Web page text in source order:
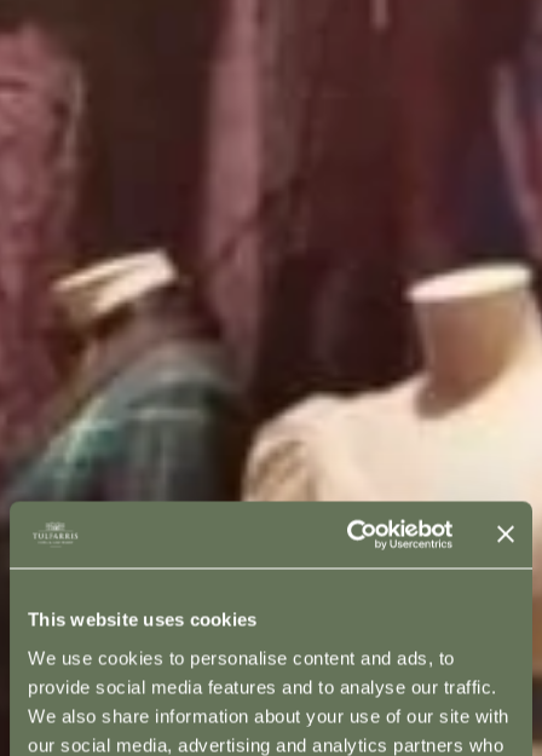
This website uses cookies
We use cookies to personalise content and ads, to
provide social media features and to analyse our traffic.
We also share information about your use of our site with
our social media, advertising and analytics partners who